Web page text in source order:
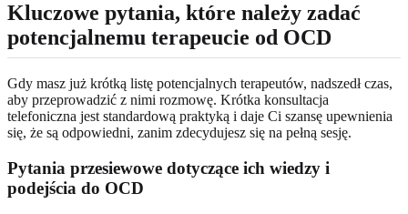
Kluczowe pytania, które należy zadać
potencjalnemu terapeucie od OCD
Gdy masz już krótką listę potencjalnych terapeutów, nadszedł czas,
aby przeprowadzić z nimi rozmowę. Krótka konsultacja
telefoniczna jest standardową praktyką i daje Ci szansę upewnienia
się, że są odpowiedni, zanim zdecydujesz się na pełną sesję.
Pytania przesiewowe dotyczące ich wiedzy i
podejścia do OCD